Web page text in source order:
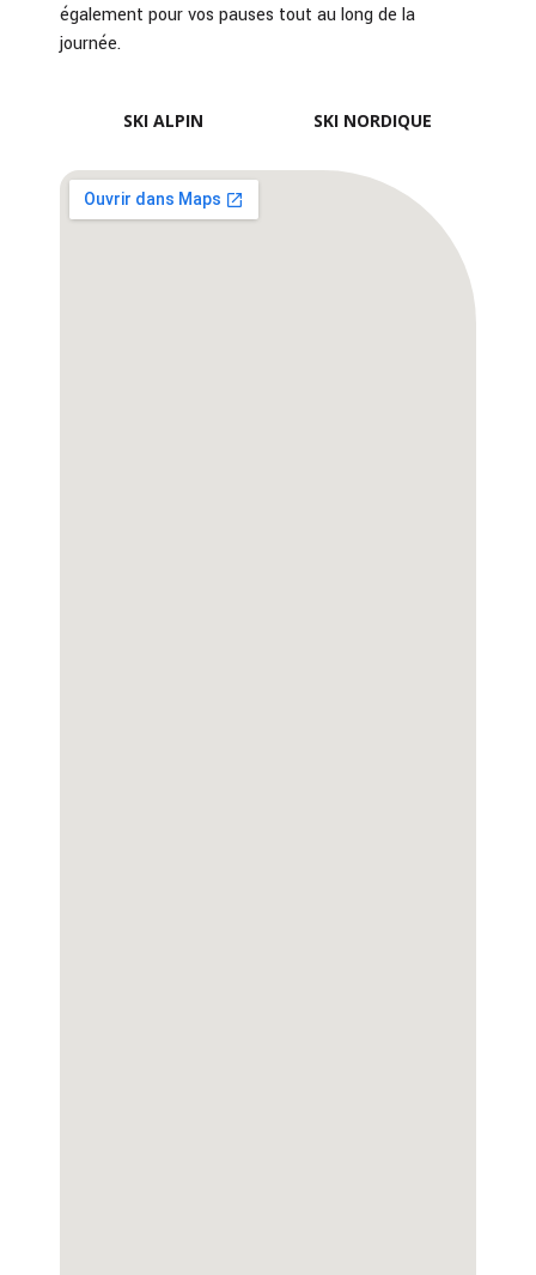
également pour vos pauses tout au long de la
journée.
SKI ALPIN SKI NORDIQUE